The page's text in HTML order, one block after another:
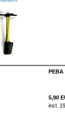
PEBA
5,90
incl.